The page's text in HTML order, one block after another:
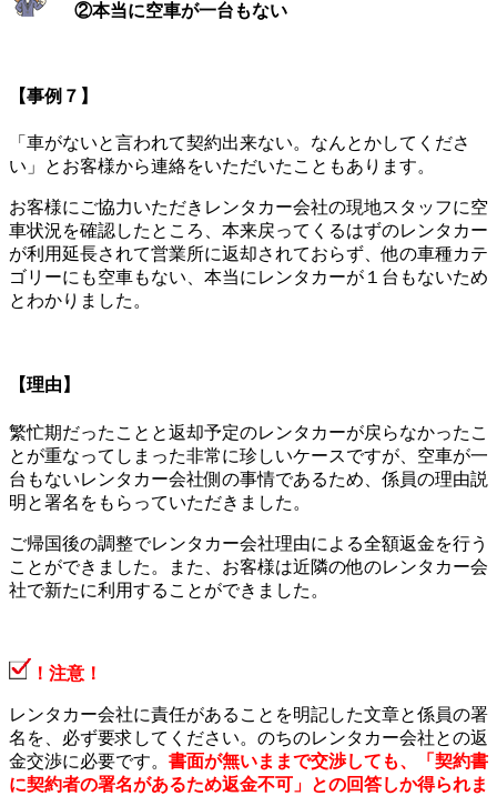
②本当に空車が一台もない
【事例７】
「車がないと言われて契約出来ない。なんとかしてくださ
い」とお客様から連絡をいただいたこともあります。
お客様にご協力いただきレンタカー会社の現地スタッフに空
車状況を確認したところ、本来戻ってくるはずのレンタカー
が利用延長されて営業所に返却されておらず、他の車種カテ
ゴリーにも空車もない、本当にレンタカーが１台もないため
とわかりました。
【理由】
繁忙期だったことと返却予定のレンタカーが戻らなかったこ
とが重なってしまった非常に珍しいケースですが、空車が一
台もないレンタカー会社側の事情であるため、係員の理由説
明と署名をもらっていただきました。
ご帰国後の調整でレンタカー会社理由による全額返金を行う
ことができました。また、お客様は近隣の他のレンタカー会
社で新たに利用することができました。
！注意！
レンタカー会社に責任があることを明記した文章と係員の署
名を、必ず要求してください。のちのレンタカー会社との返
金交渉に必要です。 書面が無いままで交渉しても、「契約書
に契約者の署名があるため返金不可」との回答しか得られま